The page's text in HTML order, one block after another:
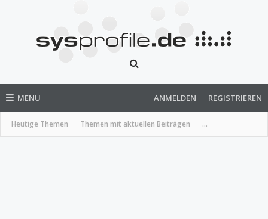
MENU
Heutige Themen Themen mit aktuellen Beiträgen ...
ANMELDEN REGISTRIEREN